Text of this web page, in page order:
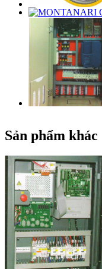
Sản phẩm khác